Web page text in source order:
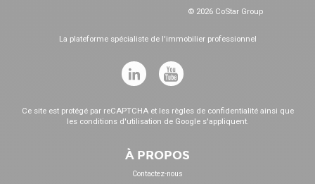
© 2026 CoStar Group
La plateforme spécialiste de l'immobilier professionnel
Ce site est protégé par reCAPTCHA et les règles de confidentialitéainsi que
les conditions d'utilisation de Google s'appliquent.
À PROPOS
Contactez-nous